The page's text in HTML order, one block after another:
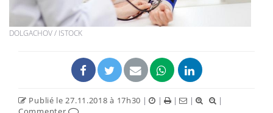
DOLGACHOV / ISTOCK
Publié le 27.11.2018 à 17h30 | | | |
|